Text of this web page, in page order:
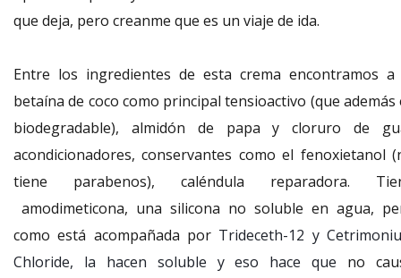
que deja, pero creanme que es un viaje de ida.
Entre los ingredientes de esta crema encontramos a
betaína de coco como principal tensioactivo (que además
biodegradable), almidón de papa y cloruro de
acondicionadores, conservantes como el fenoxietanol
tiene parabenos), caléndula reparadora.
amodimeticona, una silicona no soluble en agua,
como está acompañada por Trideceth-12 y
Chloride, la hacen soluble y eso hace que no